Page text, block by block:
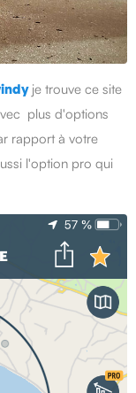
je trouve ce site
plus d'options
rapport à votre
l'option pro qui